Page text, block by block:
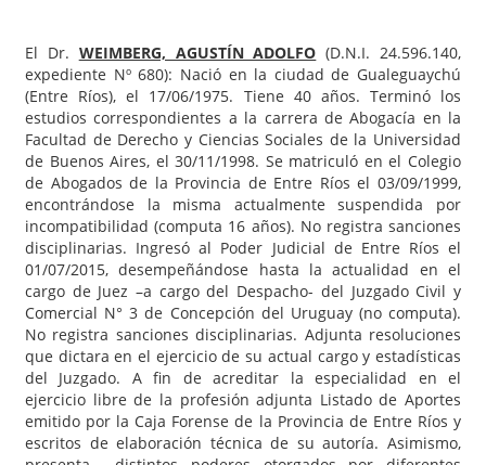
El Dr. WEIMBERG, AGUSTÍN ADOLFO (D.N.I. 24.596.140,
expediente Nº 680): Nació en la ciudad de Gualeguaychú
(Entre Ríos), el 17/06/1975. Tiene 40 años. Terminó los
estudios correspondientes a la carrera de Abogacía en la
Facultad de Derecho y Ciencias Sociales de la Universidad
de Buenos Aires, el 30/11/1998. Se matriculó en el Colegio
de Abogados de la Provincia de Entre Ríos el 03/09/1999,
encontrándose la misma actualmente suspendida por
incompatibilidad (computa 16 años). No registra sanciones
disciplinarias. Ingresó al Poder Judicial de Entre Ríos el
01/07/2015, desempeñándose hasta la actualidad en el
cargo de Juez –a cargo del Despacho- del Juzgado Civil y
Comercial N° 3 de Concepción del Uruguay (no computa).
No registra sanciones disciplinarias. Adjunta resoluciones
que dictara en el ejercicio de su actual cargo y estadísticas
del Juzgado. A fin de acreditar la especialidad en el
ejercicio libre de la profesión adjunta Listado de Aportes
emitido por la Caja Forense de la Provincia de Entre Ríos y
escritos de elaboración técnica de su autoría. Asimismo,